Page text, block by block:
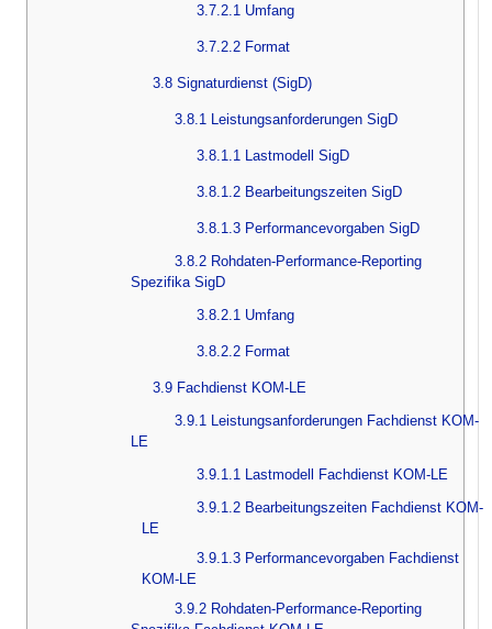
3.7.2.1 Umfang
3.7.2.2 Format
3.8 Signaturdienst (SigD)
3.8.1 Leistungsanforderungen SigD
3.8.1.1 Lastmodell SigD
3.8.1.2 Bearbeitungszeiten SigD
3.8.1.3 Performancevorgaben SigD
3.8.2 Rohdaten-Performance-Reporting
Spezifika SigD
3.8.2.1 Umfang
3.8.2.2 Format
3.9 Fachdienst KOM-LE
3.9.1 Leistungsanforderungen Fachdienst KOM-
LE
3.9.1.1 Lastmodell Fachdienst KOM-LE
3.9.1.2 Bearbeitungszeiten Fachdienst KOM-
LE
3.9.1.3 Performancevorgaben Fachdienst
KOM-LE
3.9.2 Rohdaten-Performance-Reporting